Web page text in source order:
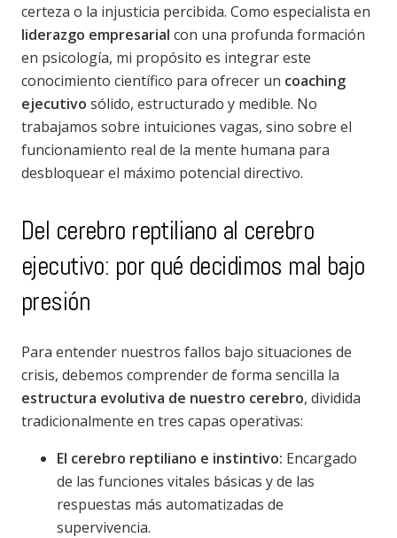
certeza o la injusticia percibida. Como especialista en
liderazgo empresarial con una profunda formación
en psicología, mi propósito es integrar este
conocimiento científico para ofrecer un coaching
ejecutivo sólido, estructurado y medible. No
trabajamos sobre intuiciones vagas, sino sobre el
funcionamiento real de la mente humana para
desbloquear el máximo potencial directivo.
Del cerebro reptiliano al cerebro
ejecutivo: por qué decidimos mal bajo
presión
Para entender nuestros fallos bajo situaciones de
crisis, debemos comprender de forma sencilla la
estructura evolutiva de nuestro cerebro, dividida
tradicionalmente en tres capas operativas:
El cerebro reptiliano e instintivo: Encargado
de las funciones vitales básicas y de las
respuestas más automatizadas de
supervivencia.